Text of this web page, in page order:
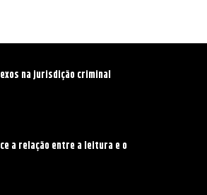
na jurisdição criminal
a relação entre a leitura e o